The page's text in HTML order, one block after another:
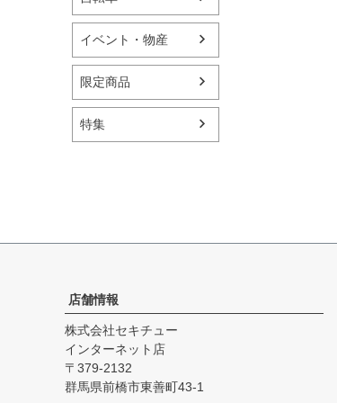
イベント・物産
限定商品
特集
店舗情報
株式会社セキチュー
インターネット店
379-2132
群馬県前橋市東善町43-1